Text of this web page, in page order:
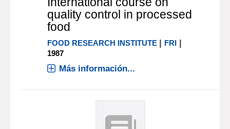
quality control in processed
food
FOOD RESEARCH INSTITUTE | FRI |
1987
Más información...